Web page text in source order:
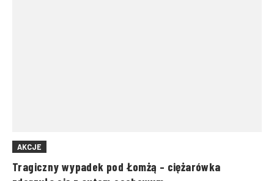
AKCJE
Tragiczny wypadek pod Łomżą – ciężarówka